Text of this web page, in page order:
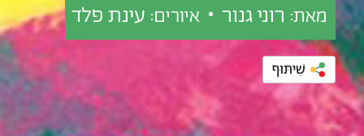
מאת: רוני גנור • איורים: עינת פלד
שִׁיתּוּף